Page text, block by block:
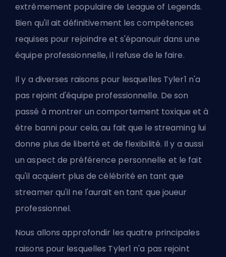
extrêmement populaire de League of Legends.
Bien qu'il ait définitivement les compétences
requises pour rejoindre et s'épanouir dans une
équipe professionnelle, il refuse de le faire.
Il y a diverses raisons pour lesquelles Tyler1 n'a
pas rejoint d'équipe professionnelle. De son
passé à montrer un comportement toxique et à
être banni pour cela, au fait que le streaming lui
donne plus de liberté et de flexibilité. Il y a aussi
un aspect de préférence personnelle et le fait
qu'il acquiert plus de célébrité en tant que
streamer qu'il ne l'aurait en tant que joueur
professionnel.
Nous allons approfondir les quatre principales
raisons pour lesquelles Tyler1 n'a pas rejoint